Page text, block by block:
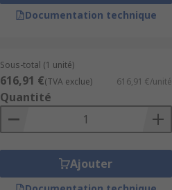
Documentation technique
Sous-total (1 unité)
616,91 €(TVA exclue) 616,91 €/unité
Quantité
Ajouter